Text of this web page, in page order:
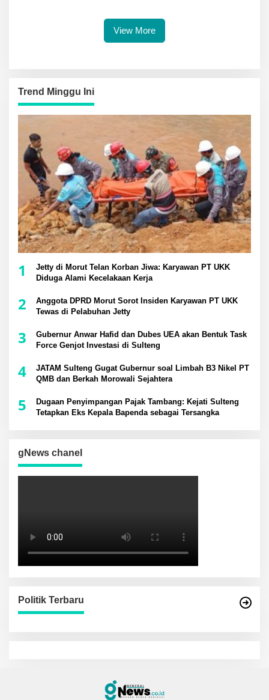
View More
Trend Minggu Ini
1
Jetty di Morut Telan Korban Jiwa: Karyawan PT UKK
Diduga Alami Kecelakaan Kerja
2
Anggota DPRD Morut Sorot Insiden Karyawan PT UKK
Tewas di Pelabuhan Jetty
3
Gubernur Anwar Hafid dan Dubes UEA akan Bentuk Task
Force Genjot Investasi di Sulteng
4
JATAM Sulteng Gugat Gubernur soal Limbah B3 Nikel PT
QMB dan Berkah Morowali Sejahtera
5
Dugaan Penyimpangan Pajak Tambang: Kejati Sulteng
Tetapkan Eks Kepala Bapenda sebagai Tersangka
gNews chanel
Politik Terbaru